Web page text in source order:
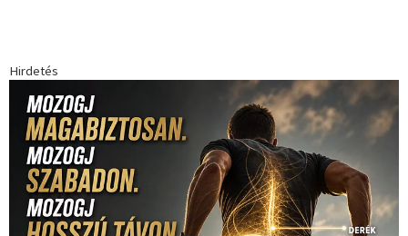
(181)Jégkorong(148)kajakkenu(138)karate(168)kickbox(204)
kosárlabda(166) Lewis Hamilton(168)
magyar
labdarúgóválogatott(148)Mercedes (244) motorsport(153)
Opel
Dakar Team(132)Rali Világbajnokság (122) Rendezvény(142)
rio
2016(373)sport Sportime Magazin(128)szabadidősport
(316) Szalay Balázs(126) tenisz(416) táplálkozás(155)utazás
(126)Video(247)világbajnokság (162) Világkupa(129)
vitorlázás
(222) vívás(174) (197) Érdi Mária(130)életmód(416)
úszás(361)